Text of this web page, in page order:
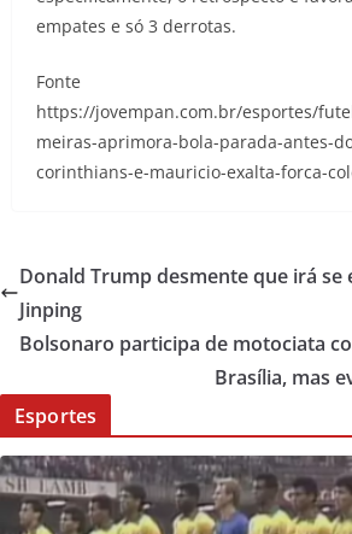
empates e só 3 derrotas.
Fonte
https://jovempan.com.br/esportes/
meiras-aprimora-bola-parada-antes-
corinthians-e-mauricio-exalta-forca-
Donald Trump desmente que irá se
Jinping
Bolsonaro participa de motociata
Brasília, mas
Esportes